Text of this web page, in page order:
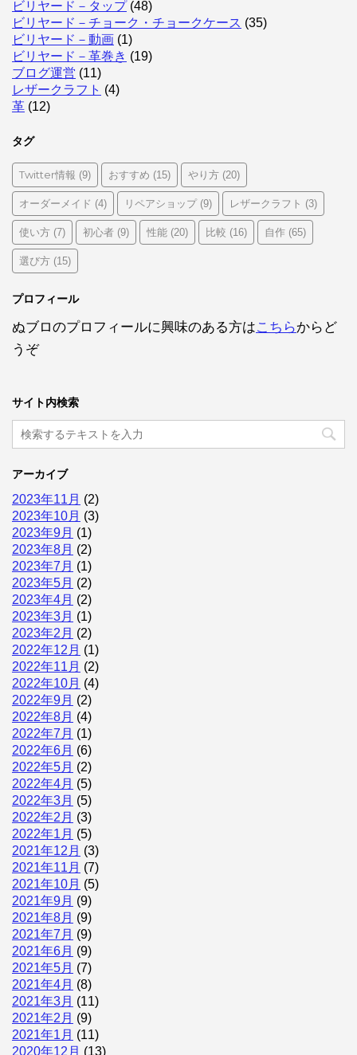
ビリヤード－タップ(48)
ビリヤード－チョーク・チョークケース (35)
ビリヤード－動画 (1)
ビリヤード－革巻き (19)
ブログ運営 (11)
レザークラフト (4)
革 (12)
タグ
Twitter情報 (9) おすすめ (15) やり方 (20)
オーダーメイド (4) リペアショップ(9) レザークラフト (3)
使い方 (7) 初心者 (9) 性能 (20) 比較 (16) 自作 (65)
選び方 (15)
プロフィール
ぬブロのプロフィールに興味のある方はこちらからど
うぞ
サイト内検索
アーカイブ
2023年11月 (2)
2023年10月 (3)
2023年9月 (1)
2023年8月 (2)
2023年7月 (1)
2023年5月 (2)
2023年4月 (2)
2023年3月 (1)
2023年2月 (2)
2022年12月 (1)
2022年11月 (2)
2022年10月 (4)
2022年9月 (2)
2022年8月 (4)
2022年7月 (1)
2022年6月 (6)
2022年5月 (2)
2022年4月 (5)
2022年3月 (5)
2022年2月 (3)
2022年1月 (5)
2021年12月 (3)
2021年11月 (7)
2021年10月 (5)
2021年9月 (9)
2021年8月 (9)
2021年7月 (9)
2021年6月 (9)
2021年5月 (7)
2021年4月 (8)
2021年3月 (11)
2021年2月 (9)
2021年1月 (11)
2020年12月 (13)